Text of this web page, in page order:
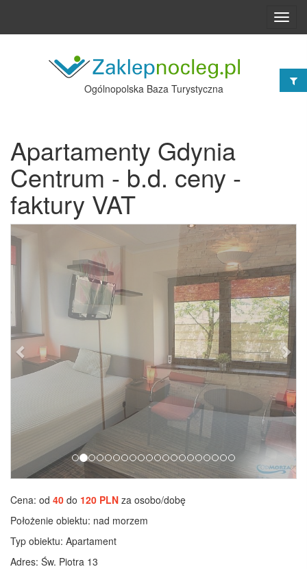
Ogólnopolska Baza Turystyczna
Apartamenty Gdynia
Centrum - b.d. ceny -
faktury VAT
Cena: od 40 do 120 PLN za osobo/dobę
Położenie obiektu: nad morzem
Typ obiektu: Apartament
Adres: Św. Piotra 13